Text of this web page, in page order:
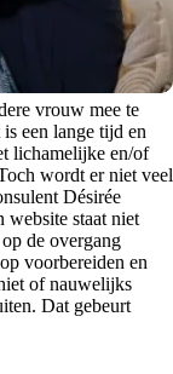
vrouw mee te
een lange tijd en
lichamelijke en/of
wordt er niet veel
Désirée
website staat niet
de overgang
voorbereiden en
of nauwelijks
Dat gebeurt